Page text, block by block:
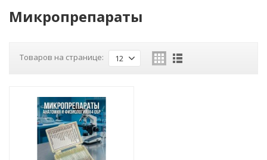
Микропрепараты
Товаров на странице: 12